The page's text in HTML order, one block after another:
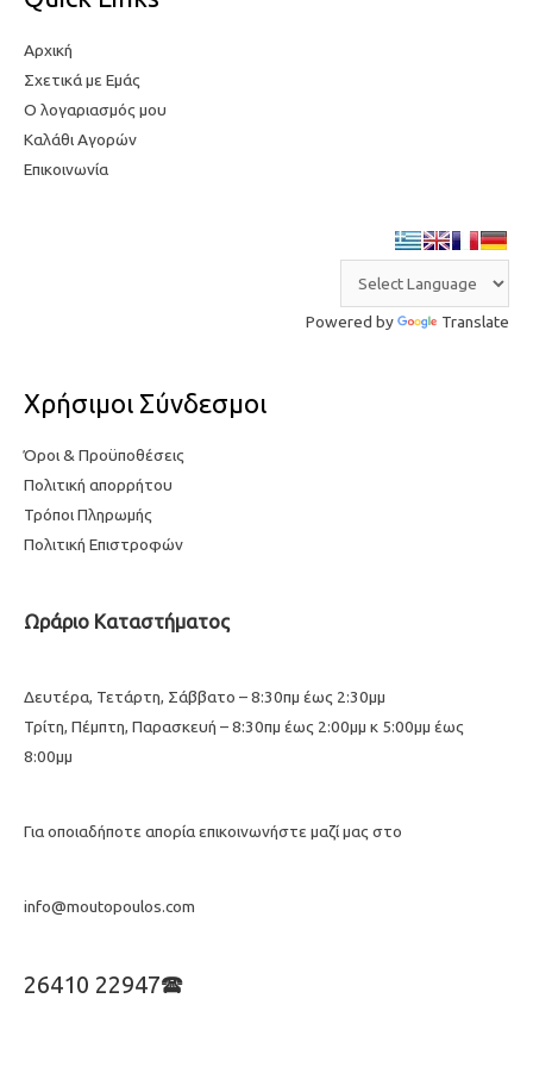
Αρχική
Σχετικά με Εμάς
Ο λογαριασμός μου
Καλάθι Αγορών
Επικοινωνία
Powered by Translate
Χρήσιμοι Σύνδεσμοι
Όροι & Προϋποθέσεις
Πολιτική απορρήτου
Τρόποι Πληρωμής
Πολιτική Επιστροφών
Ωράριο Καταστήματος
Δευτέρα, Τετάρτη, Σάββατο – 8:30πμ έως 2:30μμ
Τρίτη, Πέμπτη, Παρασκευή – 8:30πμ έως 2:00μμ κ 5:00μμ έως
8:00μμ
Για οποιαδήποτε απορία επικοινωνήστε μαζί μας στο
info@moutopoulos.com
26410 22947🕿